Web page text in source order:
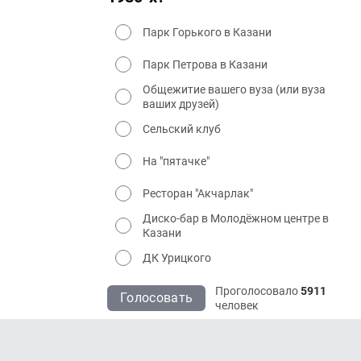
Парк Горького в Казани
Парк Петрова в Казани
Общежитие вашего вуза (или вуза
ваших друзей)
Сельский клуб
На "пятачке"
Ресторан "Акчарлак"
Диско-бар в Молодёжном центре в
Казани
ДК Урицкого
Голосовать Проголосовало5911
человек